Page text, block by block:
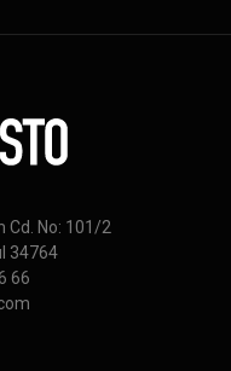
Cd. No: 101/2
34764
66